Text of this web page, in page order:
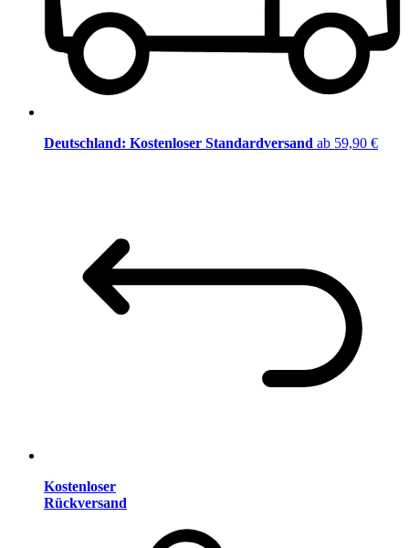
Deutschland: Kostenloser Standardversand ab 59,90 €
Kostenloser
Rückversand